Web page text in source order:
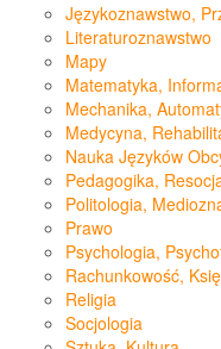
Językoznawstwo,
Literaturoznawstwo
Mapy
Matematyka,
Mechanika,
Medycyna,
Nauka Języków
Pedagogika,
Politologia,
Prawo
Psychologia,
Rachunkowość,
Religia
Socjologia